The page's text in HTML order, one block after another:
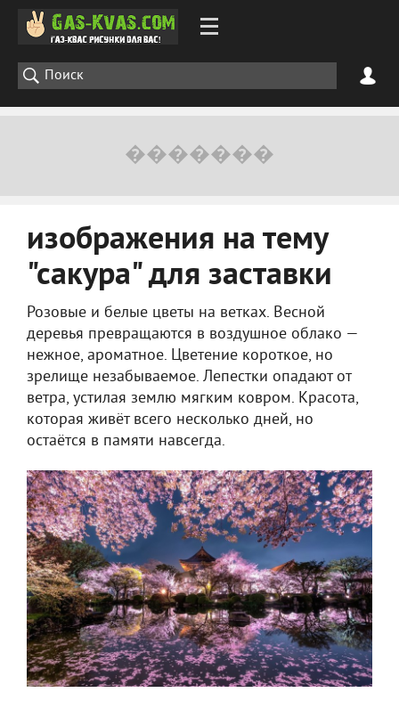
изображения на тему
"сакура" для заставки
Розовые и белые цветы на ветках. Весной
деревья превращаются в воздушное облако —
нежное, ароматное. Цветение короткое, но
зрелище незабываемое. Лепестки опадают от
ветра, устилая землю мягким ковром. Красота,
которая живёт всего несколько дней, но
остаётся в памяти навсегда.